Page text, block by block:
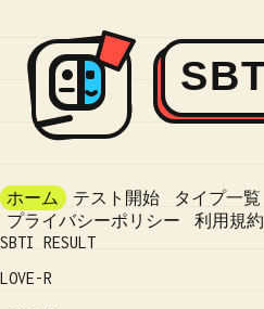
ホーム テスト開始 タイプ一覧
プライバシーポリシー
利用規約
SBTI RESULT
LOVE-R